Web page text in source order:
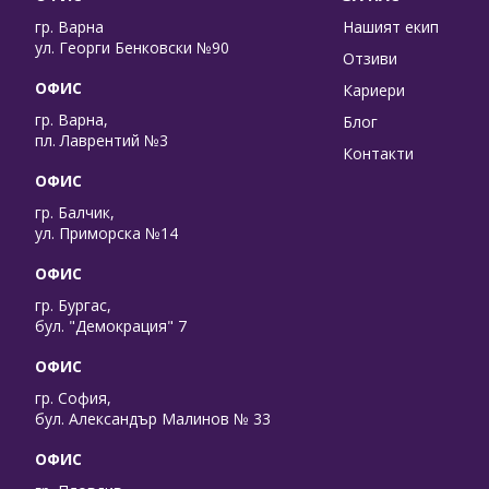
гр. Варна
ул. Георги Бенковски №90
ОФИС
гр. Варна,
пл. Лаврентий №3
ОФИС
гр. Балчик,
ул. Приморска №14
ОФИС
гр. Бургас,
бул. "Демокрация" 7
ОФИС
гр. София,
бул. Александър Малинов № 33
ОФИС
Нашият екип
Отзиви
Кариери
Блог
Контакти